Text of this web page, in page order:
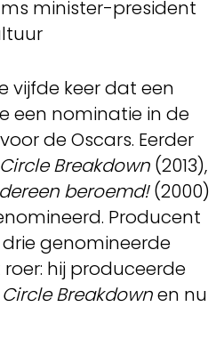
minister-president
vijfde keer dat een
een nominatie in de
de Oscars. Eerder
Breakdown (2013),
beroemd!(2000)
Producent
genomineerde
hij produceerde
Circle Breakdownen nu